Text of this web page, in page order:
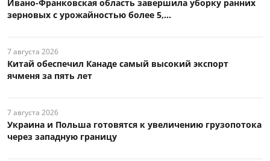
Ивано-Франковская область завершила уборку ранних
зерновых с урожайностью более 5,...
7 августа 2026
Китай обеспечил Канаде самый высокий экспорт
ячменя за пять лет
7 августа 2026
Украина и Польша готовятся к увеличению грузопотока
через западную границу